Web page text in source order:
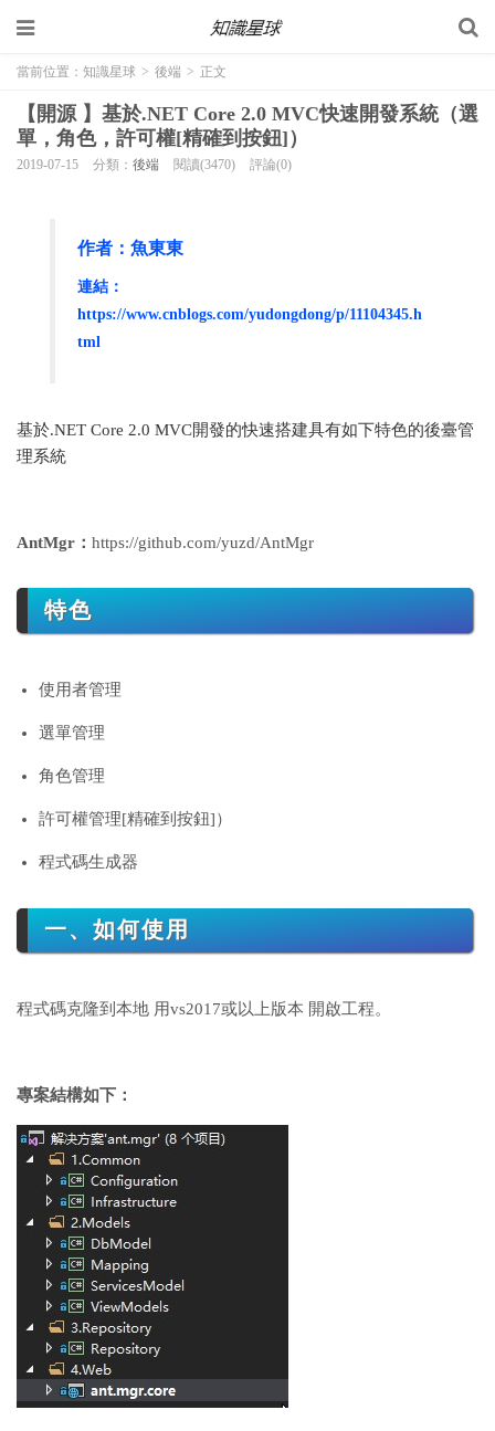
當前位置： 知識星球 > 後端 > 正文
【開源 】基於.NET Core 2.0 MVC快速開發系統（選
單，角色，許可權[精確到按鈕]）
2019-07-15 分類： 後端 閱讀(3470) 評論(0)
作者： 魚東東
連結：
https://www.cnblogs.com/yudongdong/p/11104345.h
tml
基於.NET Core 2.0 MVC開發的快速搭建具有如下特色的後臺管
理系統
AntMgr： https://github.com/yuzd/AntMgr
特色
使用者管理
選單管理
角色管理
許可權管理[精確到按鈕]）
程式碼生成器
一、如何使用
程式碼克隆到本地 用vs2017或以上版本 開啟工程。
專案結構如下：